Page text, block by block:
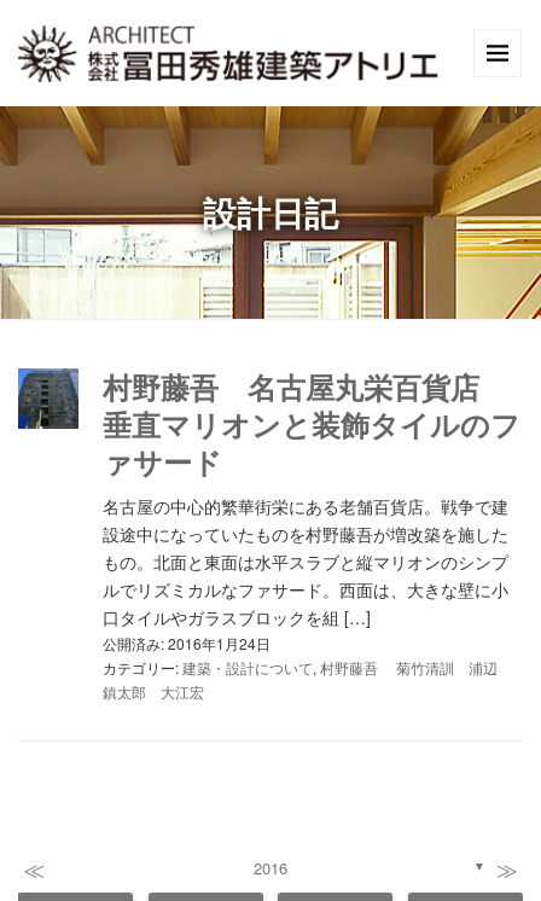
設計日記
村野藤吾 名古屋丸栄百貨店
垂直マリオンと装飾タイルのフ
ァサード
名古屋の中心的繁華街栄にある老舗百貨店。戦争で建
設途中になっていたものを村野藤吾が増改築を施した
もの。北面と東面は水平スラブと縦マリオンのシンプ
ルでリズミカルなファサード。西面は、大きな壁に小
口タイルやガラスブロックを組 […]
公開済み: 2016年1月24日
カテゴリー:建築・設計について, 村野藤吾 菊竹清訓 浦辺
鎮太郎 大江宏
≪ 2016 ▼ ≫